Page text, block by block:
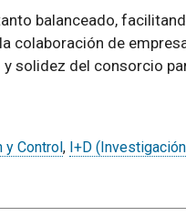
balanceado,
colaboración de
solidez del consorcio
y Control, I+D